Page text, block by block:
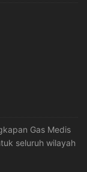
Gas Medis
seluruh wilayah